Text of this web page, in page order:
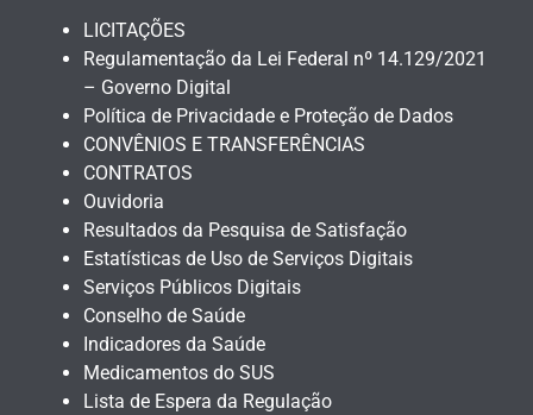
LICITAÇÕES
Regulamentação da Lei Federal nº 14.129/2021
– Governo Digital
Política de Privacidade e Proteção de Dados
CONVÊNIOS E TRANSFERÊNCIAS
CONTRATOS
Ouvidoria
Resultados da Pesquisa de Satisfação
Estatísticas de Uso de Serviços Digitais
Serviços Públicos Digitais
Conselho de Saúde
Indicadores da Saúde
Medicamentos do SUS
Lista de Espera da Regulação